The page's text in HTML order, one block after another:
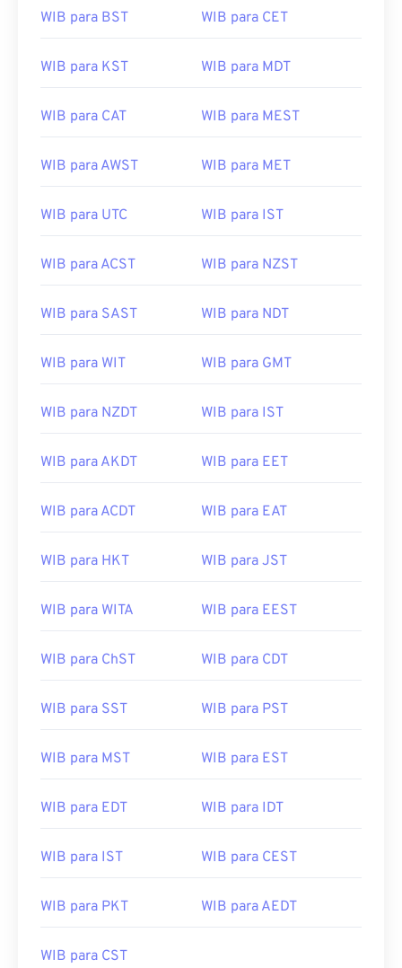
WIB para BST WIB para CET
WIB para KST WIB para MDT
WIB para CAT WIB para MEST
WIB para AWST WIB para MET
WIB para UTC WIB para IST
WIB para ACST WIB para NZST
WIB para SAST WIB para NDT
WIB para WIT WIB para GMT
WIB para NZDT WIB para IST
WIB para AKDT WIB para EET
WIB para ACDT WIB para EAT
WIB para HKT WIB para JST
WIB para WITA WIB para EEST
WIB para ChST WIB para CDT
WIB para SST WIB para PST
WIB para MST WIB para EST
WIB para EDT WIB para IDT
WIB para IST WIB para CEST
WIB para PKT WIB para AEDT
WIB para CST